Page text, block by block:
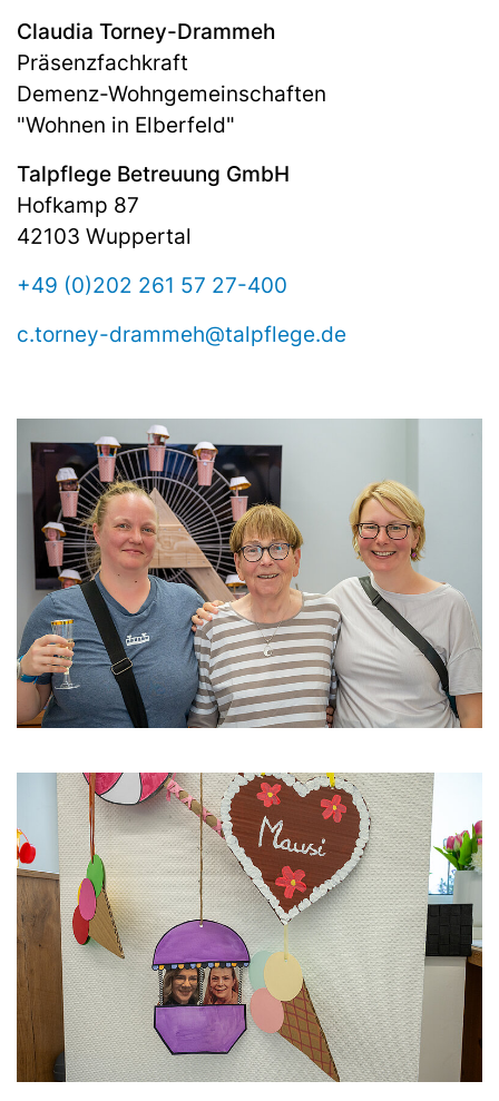
Claudia Torney-Drammeh
Präsenzfachkraft
Demenz-Wohn­ge­mein­schaf­ten
"Wohnen in Elberfeld"
Talpflege Betreuung GmbH
Hofkamp 87
42103 Wuppertal
+49 (0)202 261 57 27-400
c.torney-drammeh@talpflege.de